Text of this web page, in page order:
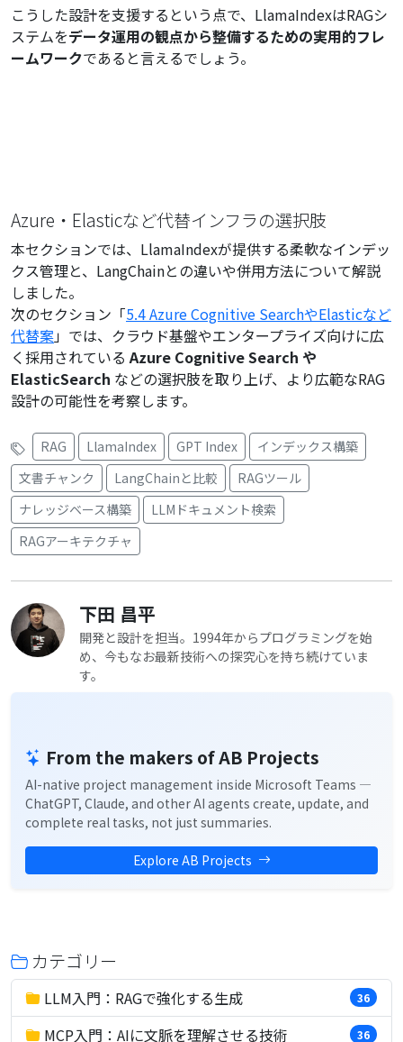
こうした設計を支援するという点で、LlamaIndexはRAGシ
ステムをデータ運用の観点から整備するための実用的フレ
ームワークであると言えるでしょう。
Azure・Elasticなど代替インフラの選択肢
本セクションでは、LlamaIndexが提供する柔軟なインデッ
クス管理と、LangChainとの違いや併用方法について解説
しました。
次のセクション「5.4 Azure Cognitive SearchやElasticなど
代替案」では、クラウド基盤やエンタープライズ向けに広
く採用されている Azure Cognitive Search や
ElasticSearch などの選択肢を取り上げ、より広範なRAG
設計の可能性を考察します。
RAG LlamaIndex GPT Index
インデックス構築
文書チャンク
LangChainと比較
RAGツール
ナレッジベース構築
LLMドキュメント検索
RAGアーキテクチャ
下田 昌平
開発と設計を担当。1994年からプログラミングを始
め、今もなお最新技術への探究心を持ち続けていま
す。
From the makers of AB Projects
AI-native project management inside Microsoft Teams —
ChatGPT, Claude, and other AI agents create, update, and
complete real tasks, not just summaries.
Explore AB Projects
カテゴリー
LLM入門：RAGで強化する生成 36
MCP入門：AIに文脈を理解させる技術 36